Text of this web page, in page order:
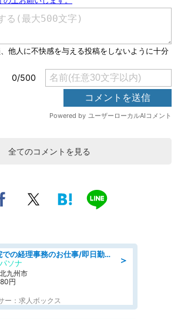
全てのコメントを見る
＞
経理/病院での経理事務のお仕事/即日勤務可/車通勤可/経理/一般事務
ソナ
九州市
円
ー：求人ボックス